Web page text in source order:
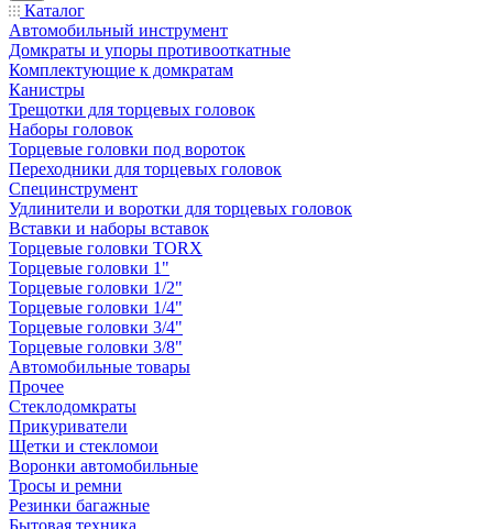
Каталог
Автомобильный инструмент
Домкраты и упоры противооткатные
Комплектующие к домкратам
Канистры
Трещотки для торцевых головок
Наборы головок
Торцевые головки под вороток
Переходники для торцевых головок
Специнструмент
Удлинители и воротки для торцевых головок
Вставки и наборы вставок
Торцевые головки TORX
Торцевые головки 1"
Торцевые головки 1/2"
Торцевые головки 1/4"
Торцевые головки 3/4"
Торцевые головки 3/8"
Автомобильные товары
Прочее
Стеклодомкраты
Прикуриватели
Щетки и стекломои
Воронки автомобильные
Тросы и ремни
Резинки багажные
Бытовая техника